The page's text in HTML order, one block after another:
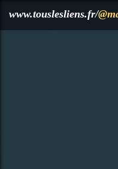
www.touslesliens.fr/